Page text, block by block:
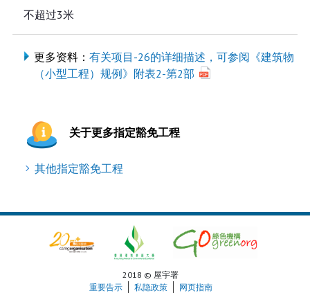
不超过3米
更多资料： 有关项目-26的详细描述，可参阅《建筑物
（小型工程）规例》附表2-第2部
关于更多指定豁免工程
其他指定豁免工程
2018 © 屋宇署
重要告示
私隐政策 网页指南